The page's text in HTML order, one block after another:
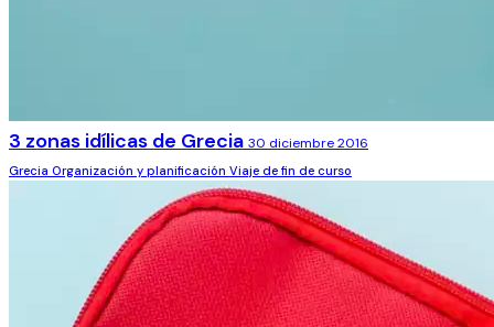
3 zonas idílicas de Grecia 30 diciembre 2016
Grecia Organización y planificación Viaje de fin de curso